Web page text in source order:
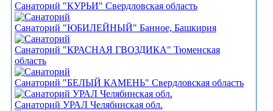
Санаторий "КУРЬИ" Свердловская область
Санаторий "ЮБИЛЕЙНЫЙ" Банное, Башкирия
Санаторий "КРАСНАЯ ГВОЗДИКА" Тюменская
область
Санаторий "БЕЛЫЙ КАМЕНЬ" Свердловская область
Санаторий УРАЛ Челябинская обл.